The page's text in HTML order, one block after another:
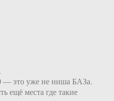
это уже не ниша БАЗа.
ещё места где такие